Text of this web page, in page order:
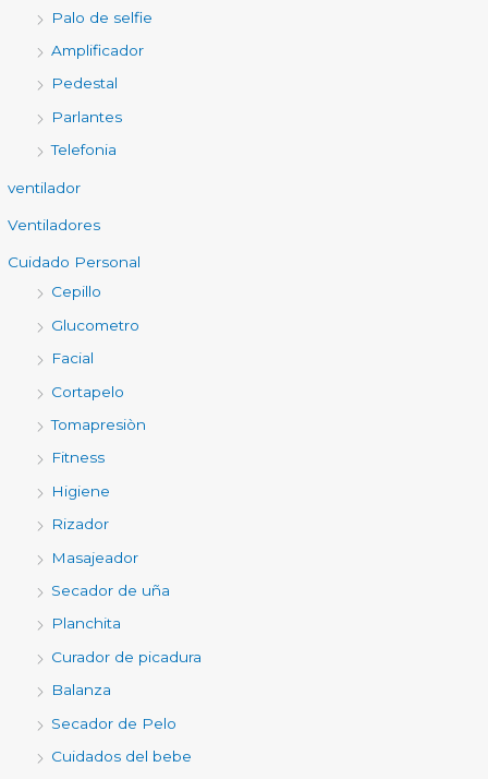
Palo de selfie
Amplificador
Pedestal
Parlantes
Telefonia
ventilador
Ventiladores
Cuidado Personal
Cepillo
Glucometro
Facial
Cortapelo
Tomapresiòn
Fitness
Higiene
Rizador
Masajeador
Secador de uña
Planchita
Curador de picadura
Balanza
Secador de Pelo
Cuidados del bebe